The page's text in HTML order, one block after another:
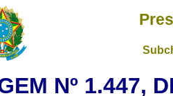
Nº 1.447,